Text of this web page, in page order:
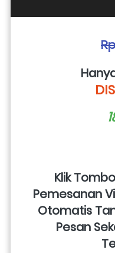
Klik
Pemesanan
Otomatis
Pesan